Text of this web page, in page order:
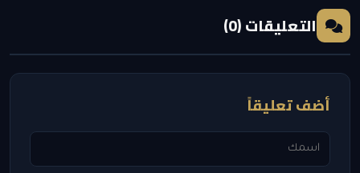
التعليقات (0)
أضف تعليقاً